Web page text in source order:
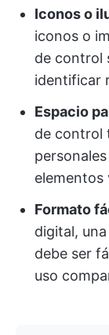
Iconos o
iconos o
de control
identificar
Espacio
de control
elementos
Formato
digital,
debe ser
uso